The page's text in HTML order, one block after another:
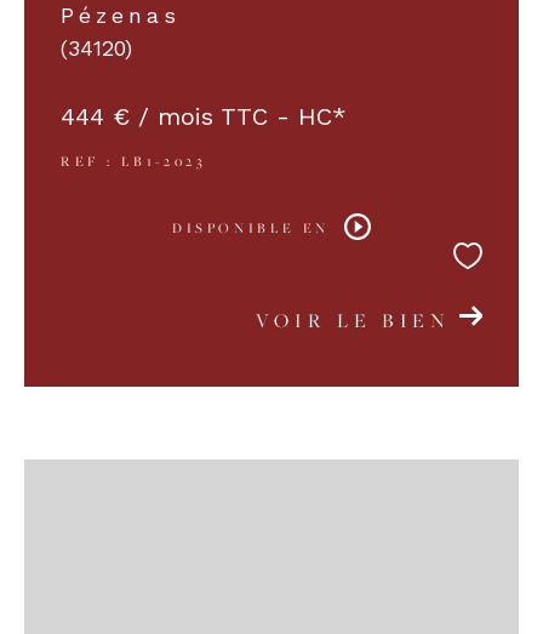
Pézenas
(34120)
444 € / mois TTC - HC*
REF : LB1-2023
DISPONIBLE EN
VOIR LE BIEN